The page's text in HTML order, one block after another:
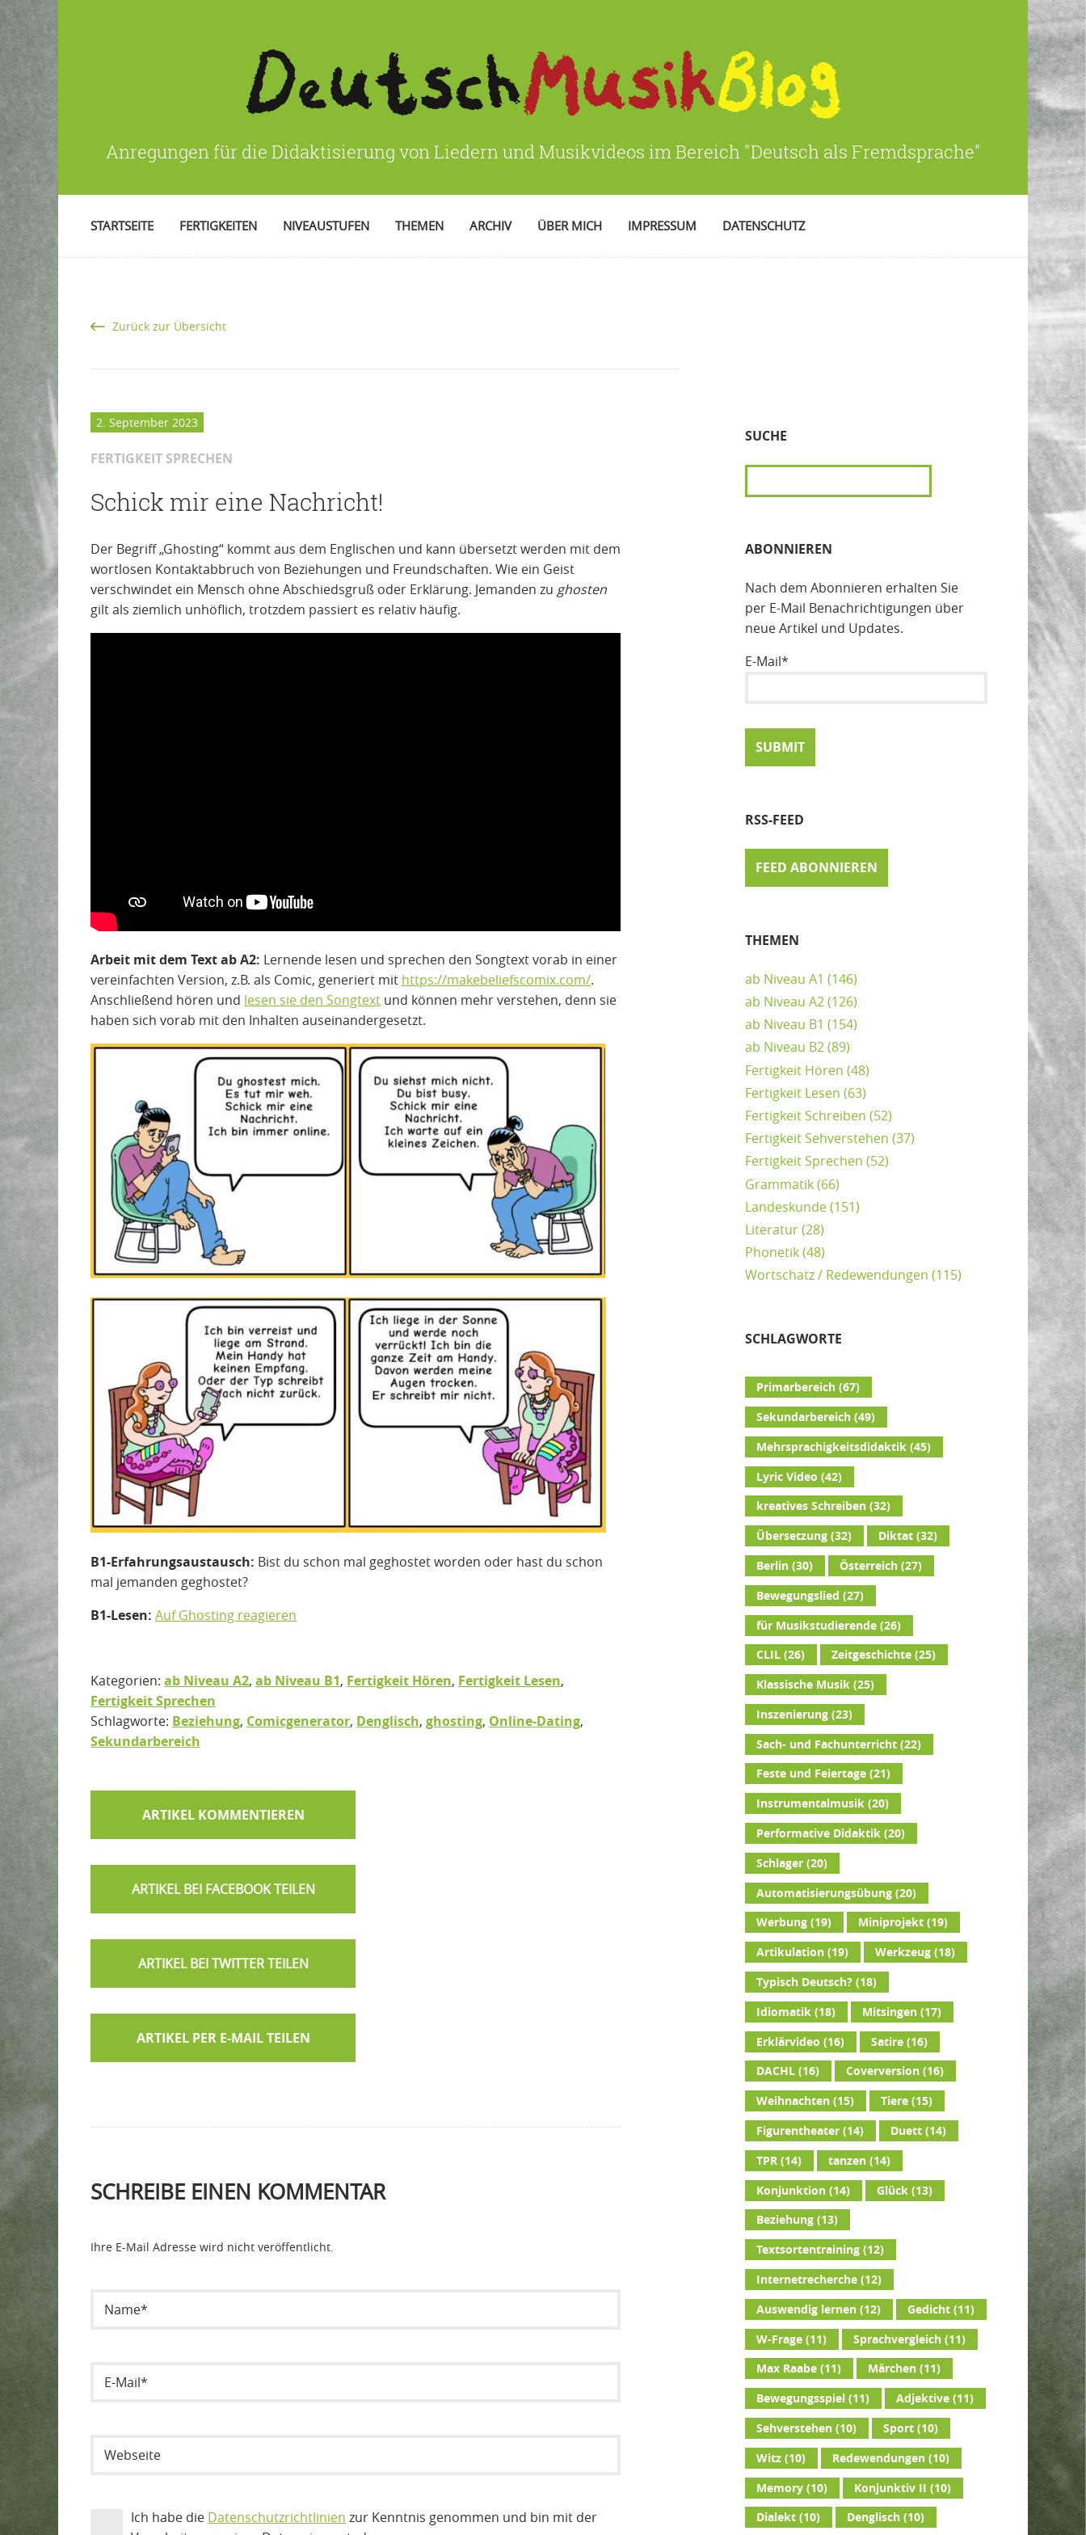
Anregungen für die Didaktisierung von Liedern und Musikvideos im Bereich "Deutsch als Fremdsprache"
STARTSEITE FERTIGKEITEN NIVEAUSTUFEN THEMEN ARCHIV ÜBER MICH IMPRESSUM DATENSCHUTZ
Zurück zur Übersicht
2. September 2023
FERTIGKEIT SPRECHEN
Schick mir eine Nachricht!
Der Begriff „Ghosting“ kommt aus dem Englischen und kann übersetzt werden mit dem
wortlosen Kontaktabbruch von Beziehungen und Freundschaften. Wie ein Geist
verschwindet ein Mensch ohne Abschiedsgruß oder Erklärung. Jemanden zu ghosten
gilt als ziemlich unhöflich, trotzdem passiert es relativ häufig.
Arbeit mit dem Text ab A2: Lernende lesen und sprechen den Songtext vorab in einer
vereinfachten Version, z.B. als Comic, generiert mit https://makebeliefscomix.com/.
Anschließend hören und lesen sie den Songtext und können mehr verstehen, denn sie
haben sich vorab mit den Inhalten auseinandergesetzt.
B1-Erfahrungsaustausch: Bist du schon mal geghostet worden oder hast du schon
mal jemanden geghostet?
B1-Lesen: Auf Ghosting reagieren
Kategorien: ab Niveau A2, ab Niveau B1, Fertigkeit Hören, Fertigkeit Lesen,
Fertigkeit Sprechen
Schlagworte: Beziehung, Comicgenerator, Denglisch, ghosting, Online-Dating,
Sekundarbereich
ARTIKEL KOMMENTIEREN
ARTIKEL PER E-MAIL TEILEN
SCHREIBE EINEN KOMMENTAR
Ihre E-Mail Adresse wird nicht veröffentlicht.
Ich habe die Datenschutzrichtlinien zur Kenntnis genommen und bin mit der
SUCHE
SUCHEN
ABONNIEREN
Nach dem Abonnieren erhalten Sie
per E-Mail Benachrichtigungen über
neue Artikel und Updates.
E-Mail*
RSS-FEED
FEED ABONNIEREN
THEMEN
ab Niveau A1 (146)
ab Niveau A2(126)
ab Niveau B1 (154)
ab Niveau B2(89)
Fertigkeit Hören (48)
Fertigkeit Lesen (63)
Fertigkeit Schreiben (52)
Fertigkeit Sehverstehen (37)
Fertigkeit Sprechen (52)
Grammatik(66)
Landeskunde(151)
Literatur(28)
Phonetik(48)
Wortschatz / Redewendungen (115)
SCHLAGWORTE
Primarbereich (67)
Sekundarbereich (49)
Mehrsprachigkeitsdidaktik (45)
Lyric Video (42)
kreatives Schreiben (32)
Übersetzung (32) Diktat (32)
Berlin (30) Österreich (27)
Bewegungslied (27)
für Musikstudierende (26)
CLIL (26) Zeitgeschichte (25)
Klassische Musik (25)
Inszenierung (23)
Sach- und Fachunterricht (22)
Feste und Feiertage (21)
Instrumentalmusik (20)
Performative Didaktik (20)
Schlager (20)
Automatisierungsübung (20)
Werbung (19) Miniprojekt (19)
Artikulation (19) Werkzeug (18)
Typisch Deutsch? (18)
Idiomatik (18) Mitsingen (17)
Erklärvideo (16) Satire (16)
DACHL (16) Coverversion (16)
Weihnachten (15) Tiere (15)
Figurentheater (14) Duett (14)
TPR (14) tanzen (14)
Konjunktion (14) Glück (13)
Beziehung (13)
Textsortentraining (12)
Internetrecherche (12)
Auswendig lernen (12) Gedicht (11)
W-Frage (11) Sprachvergleich (11)
Max Raabe (11) Märchen (11)
Bewegungsspiel (11) Adjektive (11)
Sehverstehen (10) Sport (10)
Witz (10) Redewendungen (10)
Memory (10) Konjunktiv II (10)
Dialekt (10) Denglisch (10)